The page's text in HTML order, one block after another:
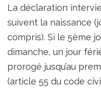
La déclaration
suivent la naissance
compris). Si le 5ème
dimanche, un jour
prorogé jusqu’au
(article 55 du code